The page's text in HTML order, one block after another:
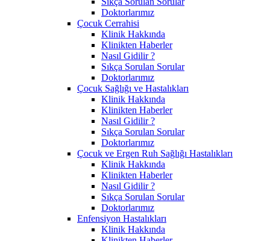
Doktorlarımız
Çocuk Cerrahisi
Klinik Hakkında
Klinikten Haberler
Nasıl Gidilir ?
Sıkça Sorulan Sorular
Doktorlarımız
Çocuk Sağlığı ve Hastalıkları
Klinik Hakkında
Klinikten Haberler
Nasıl Gidilir ?
Sıkça Sorulan Sorular
Doktorlarımız
Çocuk ve Ergen Ruh Sağlığı Hastalıkları
Klinik Hakkında
Klinikten Haberler
Nasıl Gidilir ?
Sıkça Sorulan Sorular
Doktorlarımız
Enfensiyon Hastalıkları
Klinik Hakkında